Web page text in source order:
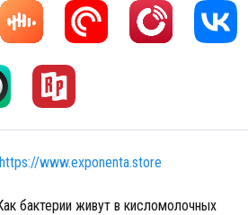
https://www.exponenta.store
бактерии живут в кисломолочных